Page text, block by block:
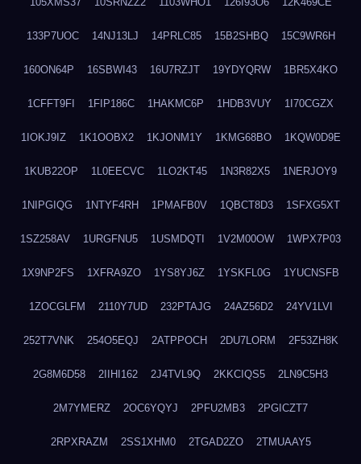
133P7UOC 14NJ13LJ 14PRLC85 15B2SHBQ 15C9WR6H
160ON64P 16SBWI43 16U7RZJT 19YDYQRW 1BR5X4KO
1CFFT9FI 1FIP186C 1HAKMC6P 1HDB3VUY 1I70CGZX
1IOKJ9IZ 1K1OOBX2 1KJONM1Y 1KMG68BO 1KQW0D9E
1KUB22OP 1L0EECVC 1LO2KT45 1N3R82X5 1NERJOY9
1NIPGIQG 1NTYF4RH 1PMAFB0V 1QBCT8D3 1SFXG5XT
1SZ258AV 1URGFNU5 1USMDQTI 1V2M00OW 1WPX7P03
1X9NP2FS 1XFRA9ZO 1YS8YJ6Z 1YSKFL0G 1YUCNSFB
1ZOCGLFM 2110Y7UD 232PTAJG 24AZ56D2 24YV1LVI
252T7VNK 254O5EQJ 2ATPPOCH 2DU7LORM 2F53ZH8K
2G8M6D58 2IIHI162 2J4TVL9Q 2KKCIQS5 2LN9C5H3
2M7YMERZ 2OC6YQYJ 2PFU2MB3 2PGICZT7
2RPXRAZM 2SS1XHM0 2TGAD2ZO 2TMUAAY5